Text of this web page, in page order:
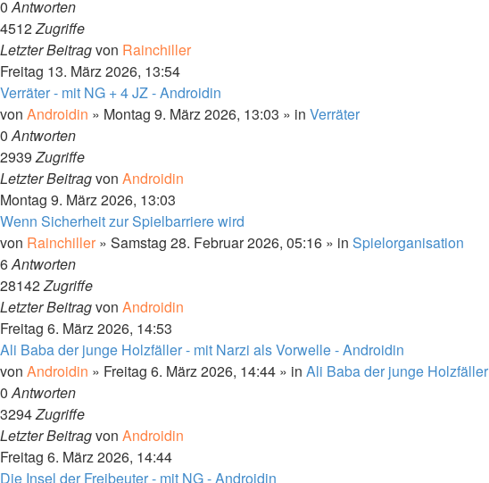
0Antworten
4512Zugriffe
Letzter Beitragvon Rainchiller
Freitag 13. März 2026, 13:54
Verräter - mit NG + 4 JZ - Androidin
von Androidin » Montag 9. März 2026, 13:03 » in Verräter
0Antworten
2939Zugriffe
Letzter Beitragvon Androidin
Montag 9. März 2026, 13:03
Wenn Sicherheit zur Spielbarriere wird
von Rainchiller » Samstag 28. Februar 2026, 05:16 » in Spielorganisation
6Antworten
28142Zugriffe
Letzter Beitragvon Androidin
Freitag 6. März 2026, 14:53
Ali Baba der junge Holzfäller - mit Narzi als Vorwelle - Androidin
von Androidin » Freitag 6. März 2026, 14:44 » in Ali Baba der junge Holzfäller
0Antworten
3294Zugriffe
Letzter Beitragvon Androidin
Freitag 6. März 2026, 14:44
Die Insel der Freibeuter - mit NG - Androidin